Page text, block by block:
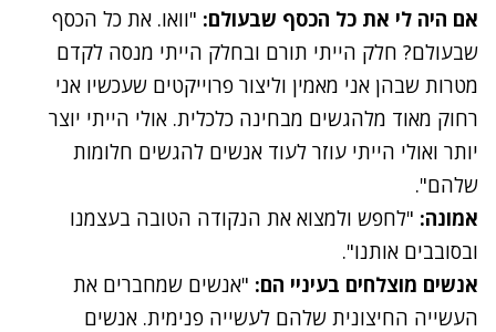
אם היה לי את כל הכסף שבעולם: "וואו. את כל הכסף
שבעולם? חלק הייתי תורם ובחלק הייתי מנסה לקדם
מטרות שבהן אני מאמין וליצור פרוייקטים שעכשיו אני
רחוק מאוד מלהגשים מבחינה כלכלית. אולי הייתי יוצר
יותר ואולי הייתי עוזר לעוד אנשים להגשים חלומות
שלהם".
אמונה: "לחפש ולמצוא את הנקודה הטובה בעצמנו
ובסובבים אותנו".
אנשים מוצלחים בעיניי הם: "אנשים שמחברים את
העשייה החיצונית שלהם לעשייה פנימית. אנשים